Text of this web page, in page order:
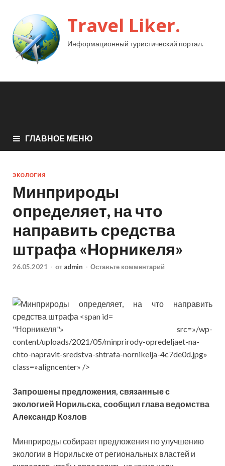
Travel Liker.
Информационный туристический портал.
ГЛАВНОЕ МЕНЮ
ЭКОЛОГИЯ
Минприроды
определяет, на что
направить средства
штрафа «Норникеля»
26.05.2021 - от admin - Оставьте комментарий
"Норникеля"» src=»/wp-
content/uploads/2021/05/minprirody-opredeljaet-na-
chto-napravit-sredstva-shtrafa-nornikelja-4c7de0d.jpg»
class=»aligncenter» />
Запрошены предложения, связанные с
экологией Норильска, сообщил глава ведомства
Александр Козлов
Минприроды собирает предложения по улучшению
экологии в Норильске от региональных властей и